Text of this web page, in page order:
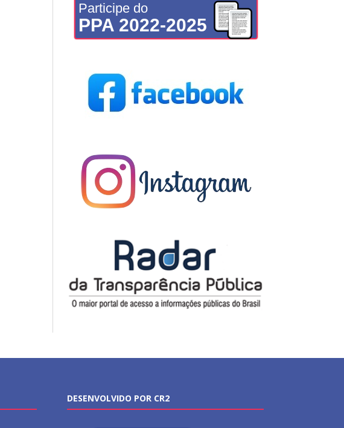
Participe do
PPA 2022-2025
DESENVOLVIDO POR CR2